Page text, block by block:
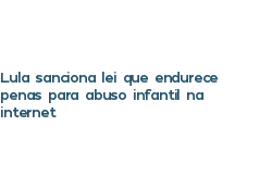
Lula sanciona lei que endurece
penas para abuso infantil na
internet